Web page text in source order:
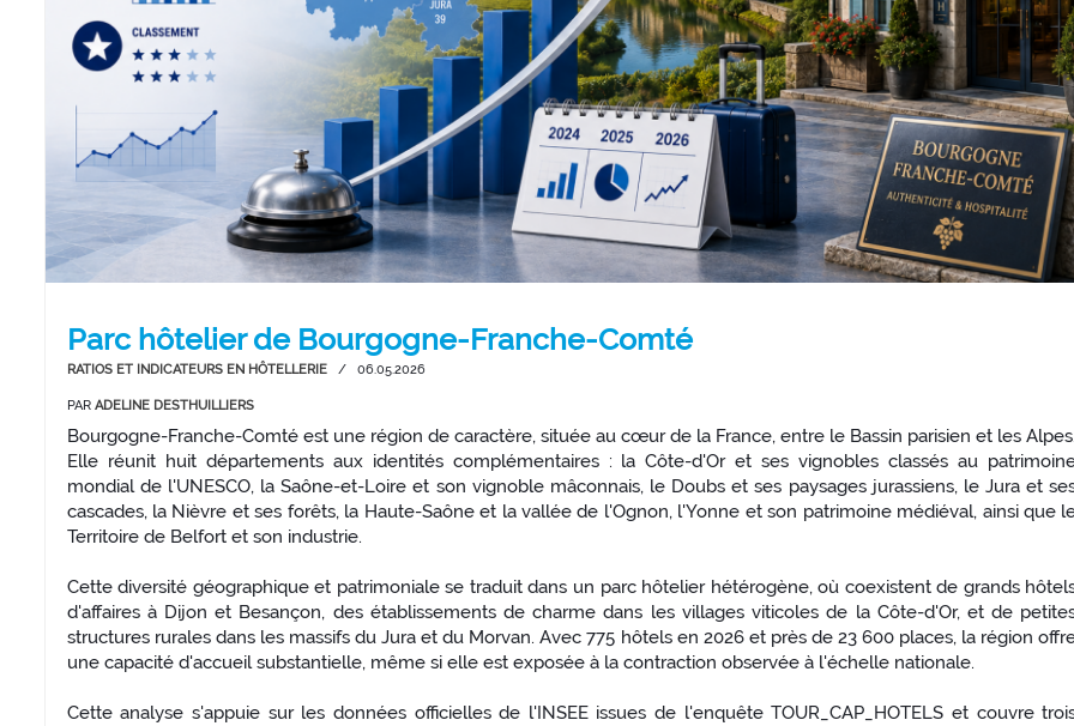
Parc hôtelier de Bourgogne-Franche-Comté
RATIOS ET INDICATEURS EN HÔTELLERIE / 06.05.2026
PAR ADELINE DESTHUILLIERS
Bourgogne-Franche-Comté est une région de caractère, située au cœur de la France, entre le Bassin parisien et les Alpes.
Elle réunit huit départements aux identités complémentaires : la Côte-d'Or et ses vignobles classés au
mondial de l'UNESCO, la Saône-et-Loire et son vignoble mâconnais, le Doubs et ses paysages jurassiens, le Jura et
cascades, la Nièvre et ses forêts, la Haute-Saône et la vallée de l'Ognon, l'Yonne et son patrimoine médiéval, ainsi que
Territoire de Belfort et son industrie.
Cette diversité géographique et patrimoniale se traduit dans un parc hôtelier hétérogène, où coexistent de grands
d'affaires à Dijon et Besançon, des établissements de charme dans les villages viticoles de la Côte-d'Or, et de
structures rurales dans les massifs du Jura et du Morvan. Avec 775 hôtels en 2026 et près de 23 600 places, la région
une capacité d'accueil substantielle, même si elle est exposée à la contraction observée à l'échelle nationale.
Cette analyse s'appuie sur les données officielles de l'INSEE issues de l'enquête TOUR_CAP_HOTELS et couvre